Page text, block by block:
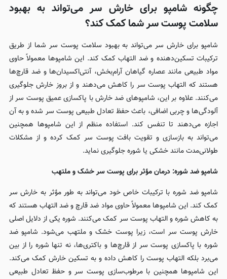
چگونه شامپو برای خارش سر می‌تواند به بهبود
سلامت پوست سر شما کمک کند؟
شامپو برای خارش سر می‌تواند به بهبود سلامت پوست سر شما از طریق
ترکیبات تسکین‌دهنده و ضد التهاب کمک کند. این شامپوها معمولاً حاوی
مواد طبیعی مانند عصاره گیاهان آرام‌بخش، آنتی‌اکسیدان‌ها و ضد قارچ‌ها
هستند که التهاب پوست سر را کاهش می‌دهند و از بروز خارش جلوگیری
می‌کنند. علاوه بر این، شامپوهای ضد خارش با پاکسازی عمیق پوست سر از
آلودگی‌ها و چربی اضافی، باعث حفظ تعادل طبیعی پوست سر شده و به آن
اجازه می‌دهند تا تنفس کند. استفاده منظم از این شامپوها همچنین
می‌تواند به بازسازی و تقویت بافت پوست سر کمک کرده و از مشکلات
طولانی‌مدت مانند خشکی یا شوره جلوگیری نماید.
شامپو ضد شوره: درمان مؤثر برای پوست سر خشک و ملتهب
شامپو ضد شوره با ترکیبات خاص خود می‌تواند به طور مؤثر به خارش سر
کمک کند. این شامپوها معمولاً حاوی مواد ضد قارچ و ضد التهاب هستند که
به کاهش شوره و التهاب پوست سر کمک می‌کنند. شوره یکی از دلایل اصلی
خارش پوست سر است، زیرا پوست خشک و ملتهب می‌شود. شامپو ضد
شوره با پاکسازی پوست سر از قارچ‌ها و باکتری‌ها، نه تنها شوره را از بین
می‌برد بلکه التهاب پوست را کاهش داده و به تسکین خارش کمک می‌کند.
این شامپوها همچنین با مرطوب‌سازی پوست سر و حفظ تعادل طبیعی